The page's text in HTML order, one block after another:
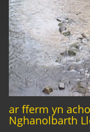
ar fferm yn
Nghanolbarth